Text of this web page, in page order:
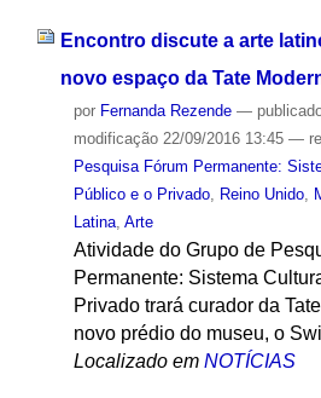
Encontro discute a arte
novo espaço da Tate
por Fernanda Rezende —
modificação22/09/2016 13:45 —
Pesquisa Fórum Permanente:
Público e o Privado, Reino Unido,
Latina, Arte
Atividade do Grupo de
Permanente: Sistema
Privado trará curador da
novo prédio do museu, o
Localizado em NOTÍCIAS